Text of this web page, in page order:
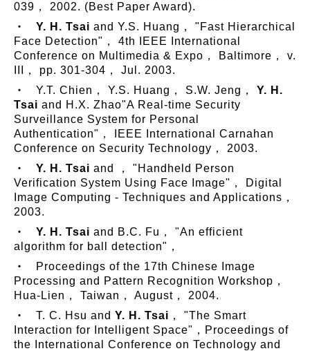
039， 2002. (Best Paper Award).
‧ Y. H. Tsai and Y.S. Huang， "Fast Hierarchical
Face Detection"， 4th IEEE International
Conference on Multimedia & Expo， Baltimore， v.
III， pp. 301-304， Jul. 2003.
‧ Y.T. Chien， Y.S. Huang， S.W. Jeng， Y. H.
Tsai and H.X. Zhao"A Real-time Security
Surveillance System for Personal
Authentication"， IEEE International Carnahan
Conference on Security Technology， 2003.
‧ Y. H. Tsai and ， "Handheld Person
Verification System Using Face Image"， Digital
Image Computing - Techniques and Applications，
2003.
‧ Y. H. Tsai and B.C. Fu， "An efficient
algorithm for ball detection"，
‧ Proceedings of the 17th Chinese Image
Processing and Pattern Recognition Workshop，
Hua-Lien， Taiwan， August， 2004.
‧ T. C. Hsu and Y. H. Tsai ， "The Smart
Interaction for Intelligent Space"，Proceedings of
the International Conference on Technology and